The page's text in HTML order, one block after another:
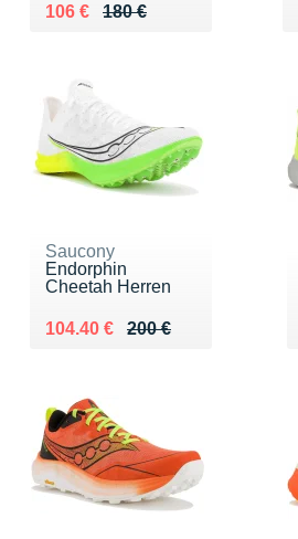
180 €
Au lieu de 180 €
106 €
Vendu 106 €
Saucony
Endorphin
Cheetah Herren
200 €
Au lieu de 200 €
104.40 €
Vendu 104.40 €